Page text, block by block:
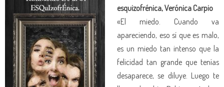
esquizofrénica, Verónica Carpio
«El miedo. Cuando va
apareciendo, eso sí que es malo,
es un miedo tan intenso que la
felicidad tan grande que tenías
desaparece, se diluye. Luego te